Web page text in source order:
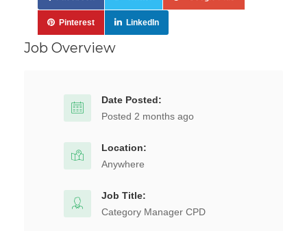
Pinterest LinkedIn
Job Overview
Date Posted:
Posted 2 months ago
Location:
Anywhere
Job Title:
Category Manager CPD